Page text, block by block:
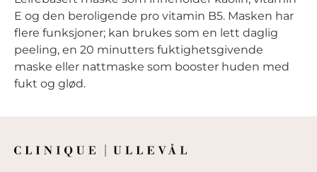
E og den beroligende pro vitamin B5. Masken har
flere funksjoner; kan brukes som en lett daglig
peeling, en 20 minutters fuktighetsgivende
maske eller nattmaske som booster huden med
fukt og glød.